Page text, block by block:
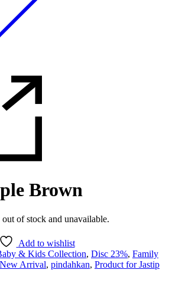
Brown
of stock and unavailable.
Add to wishlist
& Kids Collection, Disc 23%, Family
New Arrival, pindahkan, Product for Jastip